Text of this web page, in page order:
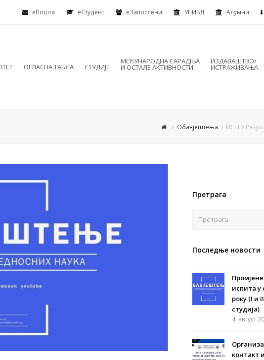
еПошта eСтудент еЗапослени УНИБЛ Алумни
ОГЛАСНА ТАБЛА СТУДИЈЕ
МЕЂУНАРОДНА САРАДЊА
И ОСТАЛЕ АКТИВНОСТИ
ИЗДАВАШТВО/
ИСТРАЖИВАЊА
Обавјештења ИСБЕУ
Претрага
Последње новости
испита у
року (I и
студија)
4. август
контакт